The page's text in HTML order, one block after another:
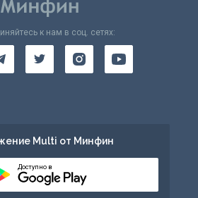
к нам в соц. сетях:
Multi от Минфин
Доступно в